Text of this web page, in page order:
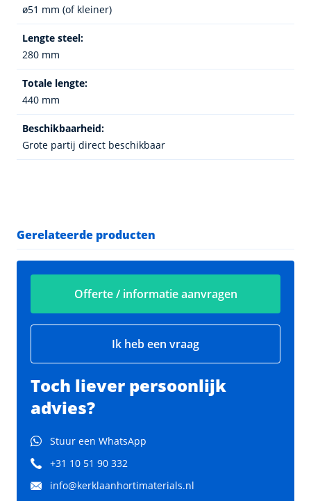
ø51 mm (of kleiner)
Lengte steel:
280 mm
Totale lengte:
440 mm
Beschikbaarheid:
Grote partij direct beschikbaar
Gerelateerde producten
Offerte / informatie aanvragen
Ik heb een vraag
Toch liever persoonlijk
advies?
Stuur een WhatsApp
+31 10 51 90 332
info@kerklaanhortimaterials.nl